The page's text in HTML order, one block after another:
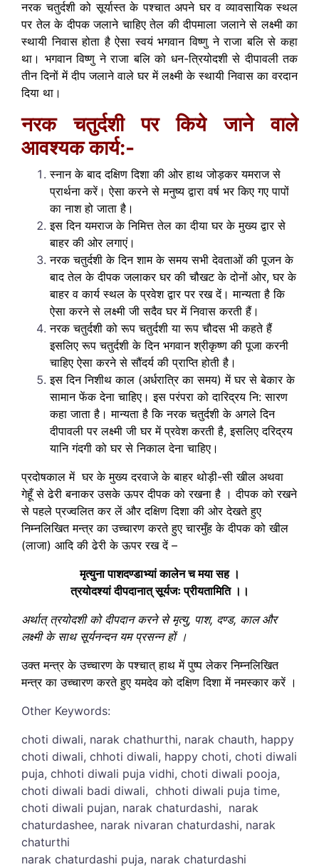
नरक चतुर्दशी को सूर्यास्त के पश्चात अपने घर व व्यावसायिक स्थल
पर तेल के दीपक जलाने चाहिए तेल की दीपमाला जलाने से लक्ष्मी का
स्थायी निवास होता है ऐसा स्वयं भगवान विष्णु ने राजा बलि से कहा
था। भगवान विष्णु ने राजा बलि को धन-त्रियोदशी से दीपावली तक
तीन दिनों में दीप जलाने वाले घर में लक्ष्मी के स्थायी निवास का वरदान
दिया था।
नरक चतुर्दशी पर किये जाने वाले
आवश्यक कार्य:-
स्नान के बाद दक्षिण दिशा की ओर हाथ जोड़कर यमराज से
प्रार्थना करें। ऐसा करने से मनुष्य द्वारा वर्ष भर किए गए पापों
का नाश हो जाता है।
इस दिन यमराज के निमित्त तेल का दीया घर के मुख्य द्वार से
बाहर की ओर लगाएं।
नरक चतुर्दशी के दिन शाम के समय सभी देवताओं की पूजन के
बाद तेल के दीपक जलाकर घर की चौखट के दोनों ओर, घर के
बाहर व कार्य स्थल के प्रवेश द्वार पर रख दें। मान्यता है कि
ऐसा करने से लक्ष्मी जी सदैव घर में निवास करती हैं।
नरक चतुर्दशी को रूप चतुर्दशी या रूप चौदस भी कहते हैं
इसलिए रूप चतुर्दशी के दिन भगवान श्रीकृष्ण की पूजा करनी
चाहिए ऐसा करने से सौंदर्य की प्राप्ति होती है।
इस दिन निशीथ काल (अर्धरात्रि का समय) में घर से बेकार के
सामान फेंक देना चाहिए। इस परंपरा को दारिद्रय नि: सारण
कहा जाता है। मान्यता है कि नरक चतुर्दशी के अगले दिन
दीपावली पर लक्ष्मी जी घर में प्रवेश करती है, इसलिए दरिद्रय
यानि गंदगी को घर से निकाल देना चाहिए।
प्रदोषकाल में घर के मुख्य दरवाजे के बाहर थोड़ी-सी खील अथवा
गेहूँ से ढेरी बनाकर उसके ऊपर दीपक को रखना है । दीपक को रखने
से पहले प्रज्वलित कर लें और दक्षिण दिशा की ओर देखते हुए
निम्नलिखित मन्त्र का उच्चारण करते हुए चारमुँह के दीपक को खील
(लाजा) आदि की ढेरी के ऊपर रख दें –
मृत्युना पाशदण्डाभ्यां कालेन च मया सह ।
त्रयोदश्यां दीपदानात् सूर्यजः प्रीयतामिति ।।
अर्थात् त्रयोदशी को दीपदान करने से मृत्यु, पाश, दण्ड, काल और
लक्ष्मी के साथ सूर्यनन्दन यम प्रसन्न हों ।
उक्त मन्त्र के उच्चारण के पश्चात् हाथ में पुष्प लेकर निम्नलिखित
मन्त्र का उच्चारण करते हुए यमदेव को दक्षिण दिशा में नमस्कार करें ।
Other Keywords:
choti diwali, narak chathurthi, narak chauth, happy
choti diwali, chhoti diwali, happy choti, choti diwali
puja, chhoti diwali puja vidhi, choti diwali pooja,
choti diwali badi diwali, chhoti diwali puja time,
choti diwali pujan, narak chaturdashi, narak
chaturdashee, narak nivaran chaturdashi, narak
chaturthi
narak chaturdashi puja, narak chaturdashi